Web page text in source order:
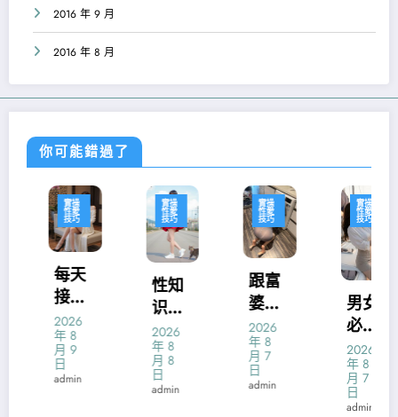
2016 年 9 月
2016 年 8 月
你可能錯過了
實操
性愛
技巧
每天
接吻
三次
让人
身心
更健
2026
年 8
月 9
admin
技巧
性知
识：
男人
防止
性衰
老的
2026
年 8
月 8
admin
實操
性愛
技巧
跟富
婆一
夜情
后就
一步
一步
2026
年 8
admin
實操
性愛
技巧
男女
必知
的爱
抚阴
道3大
2026
年 8
admin